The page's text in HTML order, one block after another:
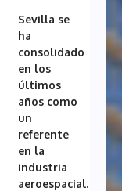
Sevilla se
ha
consolidado
en los
últimos
años como
un
referente
en la
industria
aeroespacial.